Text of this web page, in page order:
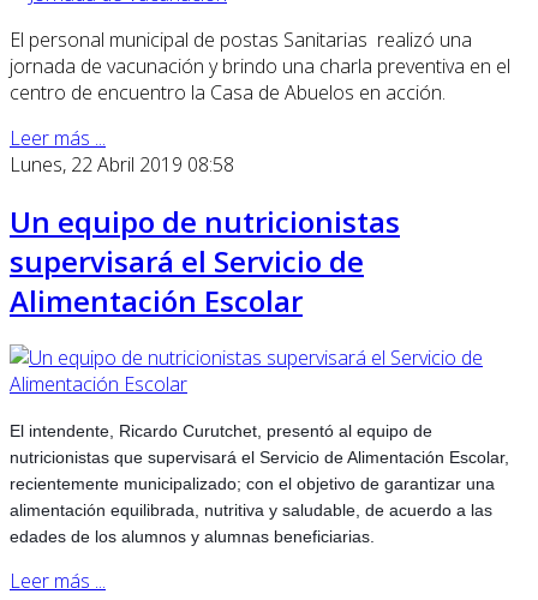
El personal municipal de postas Sanitarias realizó una
jornada de vacunación y brindo una charla preventiva en el
centro de encuentro la Casa de Abuelos en acción.
Leer más ...
Lunes, 22 Abril 2019 08:58
Un equipo de nutricionistas
supervisará el Servicio de
Alimentación Escolar
El intendente, Ricardo Curutchet, presentó al equipo de
nutricionistas que supervisará el Servicio de Alimentación Escolar,
recientemente municipalizado; con el objetivo de garantizar una
alimentación equilibrada, nutritiva y saludable, de acuerdo a las
edades de los alumnos y alumnas beneficiarias.
Leer más ...